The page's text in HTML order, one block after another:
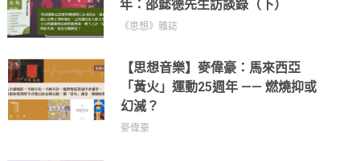
年：邵懿德先生訪談錄（下）
《思想》雜誌
【思想音樂】麥偉豪：馬來西亞
「黃火」運動25週年 —— 燃燒抑或
幻滅？
麥偉豪